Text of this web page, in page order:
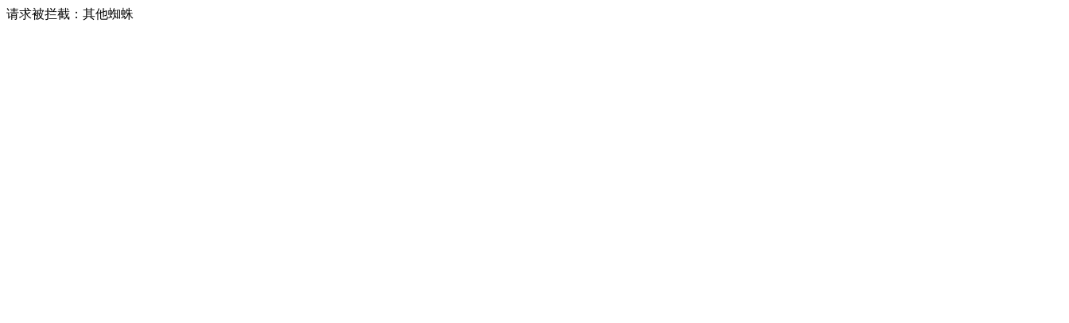
请求被拦截：其他蜘蛛